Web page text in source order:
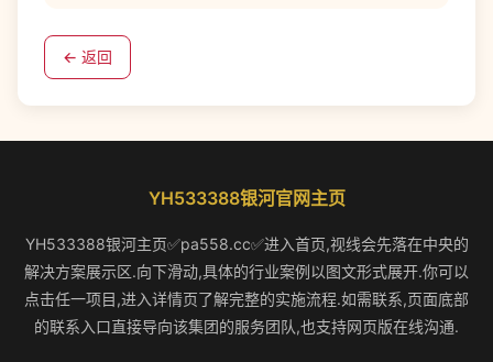
← 返回
YH533388银河官网主页
YH533388银河主页✅pa558.cc✅进入首页,视线会先落在中央的
解决方案展示区.向下滑动,具体的行业案例以图文形式展开.你可以
点击任一项目,进入详情页了解完整的实施流程.如需联系,页面底部
的联系入口直接导向该集团的服务团队,也支持网页版在线沟通.